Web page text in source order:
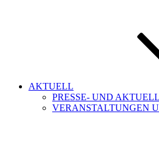
AKTUELL
PRESSE- UND
VERANSTALTUNGEN